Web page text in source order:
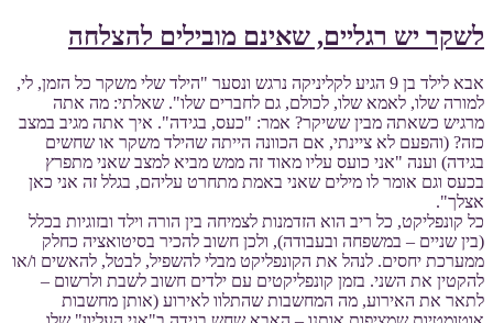
לשקר יש רגליים, שאינם מובילים להצלחה
אבא לילד בן 9 הגיע לקליניקה נרגש ונסער "הילד שלי משקר כל הזמן, לי,
למורה שלו, לאמא שלו, לכולם, גם לחברים שלו". שאלתי: מה אתה
מרגיש כשאתה מבין ששיקר? אמר: "כעס, בגידה". איך אתה מגיב במצב
כזה? (והפעם לא ציינתי, אם הכוונה הייתה שהילד משקר או שחשים
בגידה) וענה "אני כועס עליו מאוד זה ממש מביא למצב שאני מתפרץ
בכעס וגם אומר לו מילים שאני באמת מתחרט עליהם, בגלל זה אני כאן
אצלך".
כל קונפליקט, כל ריב הוא הזדמנות לצמיחה בין הורה וילד ובזוגיות בכלל
(בין שניים – במשפחה ובעבודה), ולכן חשוב להכיר בסיטואציה כחלק
ממערכת יחסים. לנהל את הקונפליקט מבלי להשפיל, לבטל, להאשים ו/או
להקטין את השני. בזמן קונפליקטים עם ילדים חשוב לשבת ולרשום –
לתאר את האירוע, מה המחשבות שהתלוו לאירוע (אותן מחשבות